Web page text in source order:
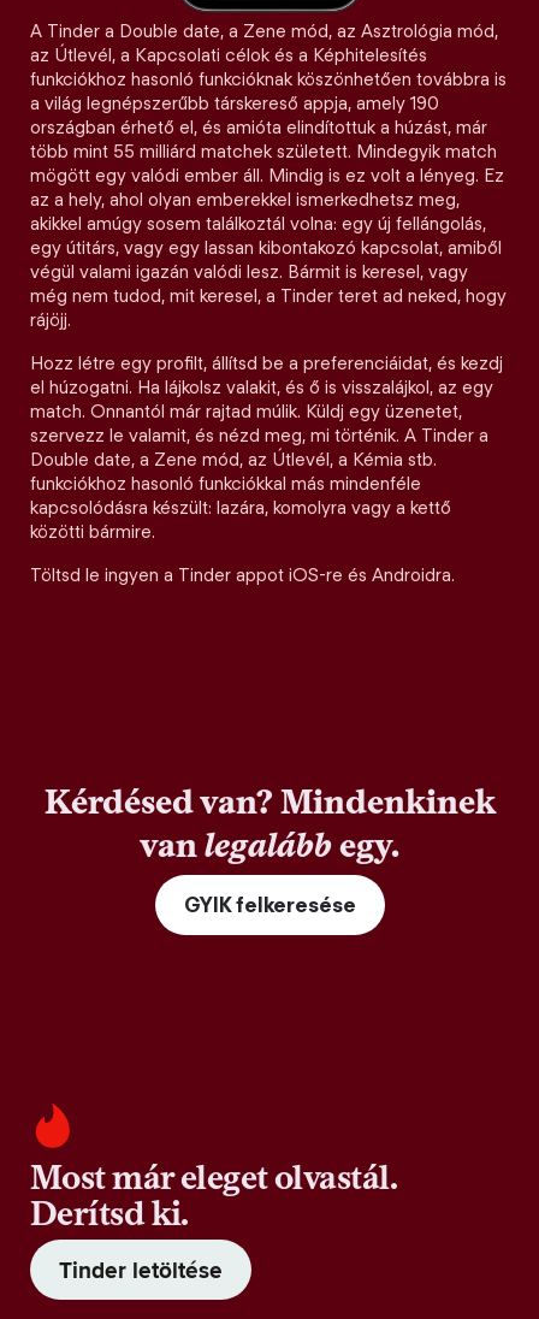
A Tinder a Double date, a Zene mód, az Asztrológia mód,
az Útlevél, a Kapcsolati célok és a Képhitelesítés
funkciókhoz hasonló funkcióknak köszönhetően továbbra is
a világ legnépszerűbb társkereső appja, amely 190
országban érhető el, és amióta elindítottuk a húzást, már
több mint 55 milliárd matchek született. Mindegyik match
mögött egy valódi ember áll. Mindig is ez volt a lényeg. Ez
az a hely, ahol olyan emberekkel ismerkedhetsz meg,
akikkel amúgy sosem találkoztál volna: egy új fellángolás,
egy útitárs, vagy egy lassan kibontakozó kapcsolat, amiből
végül valami igazán valódi lesz. Bármit is keresel, vagy
még nem tudod, mit keresel, a Tinder teret ad neked, hogy
rájöjj.
Hozz létre egy profilt, állítsd be a preferenciáidat, és kezdj
el húzogatni. Ha lájkolsz valakit, és ő is visszalájkol, az egy
match. Onnantól már rajtad múlik. Küldj egy üzenetet,
szervezz le valamit, és nézd meg, mi történik. A Tinder a
Double date, a Zene mód, az Útlevél, a Kémia stb.
funkciókhoz hasonló funkciókkal más mindenféle
kapcsolódásra készült: lazára, komolyra vagy a kettő
közötti bármire.
Töltsd le ingyen a Tinder appot iOS-re és Androidra.
Kérdésed van? Mindenkinek
vanlegalábbegy.
GYIK felkeresése
Most már eleget olvastál.
Derítsd ki.
Tinder letöltése